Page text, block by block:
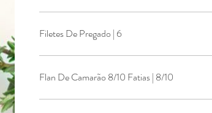
Filetes De Pregado | 6
Flan De Camarão 8/10 Fatias | 8/10